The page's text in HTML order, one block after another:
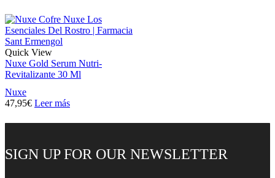
Quick View
Nuxe Gold Serum Nutri-
Revitalizante 30 Ml
Nuxe
47,95€ Leer más
SIGN UP FOR OUR NEWSLETTER